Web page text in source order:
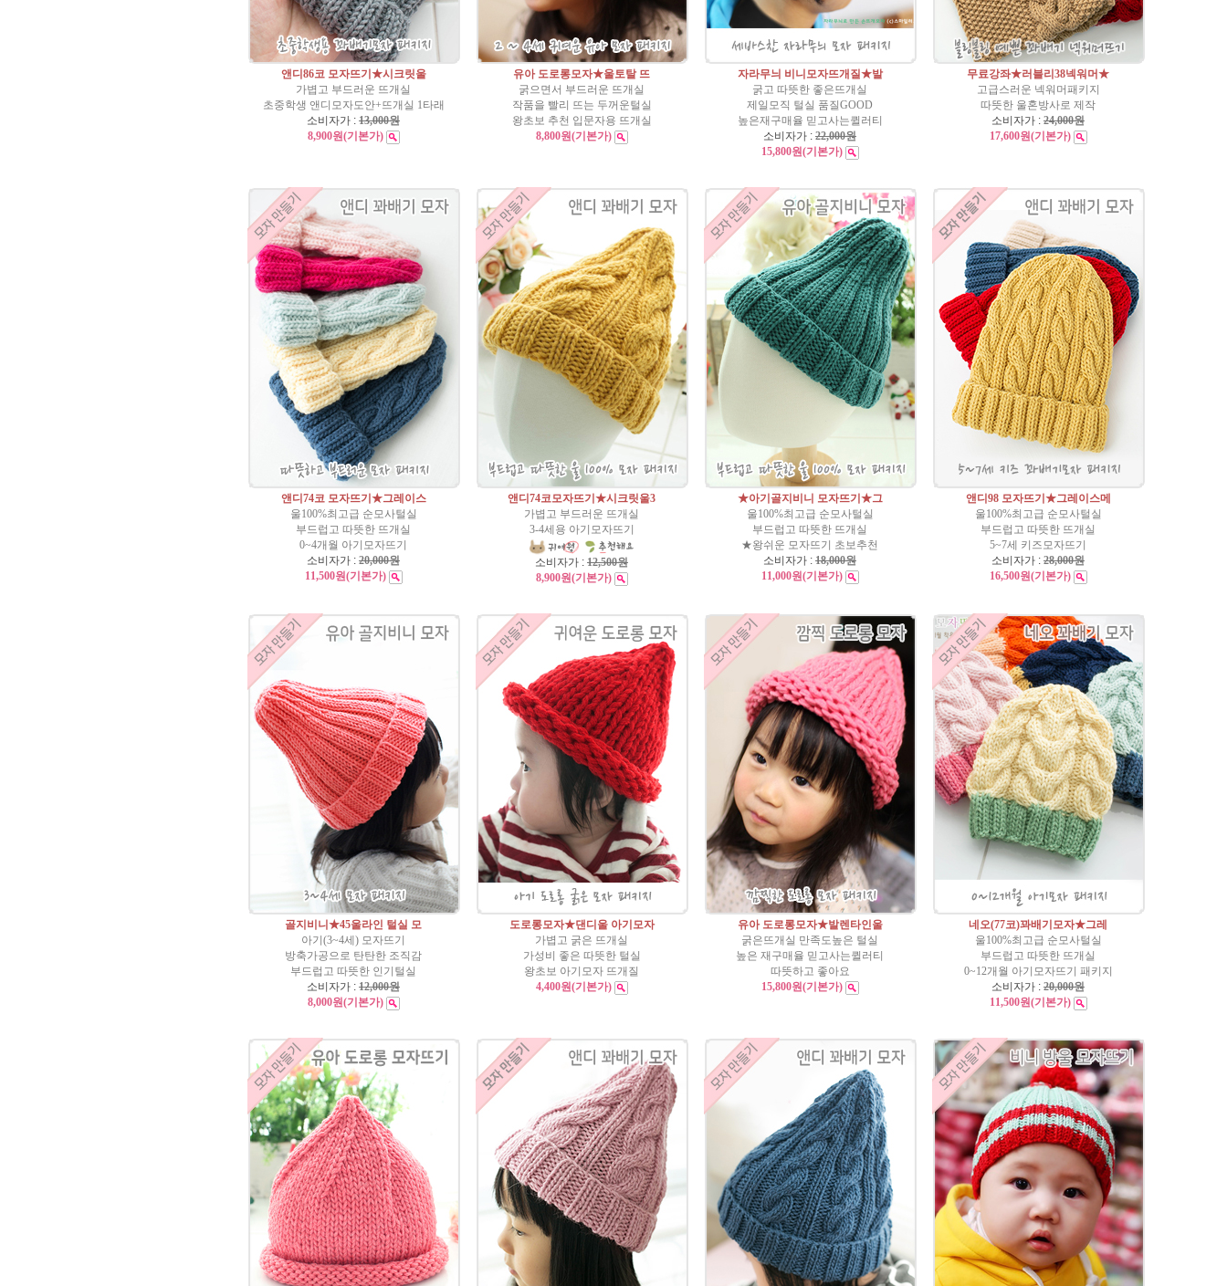
앤디86코 모자뜨기★시크릿울
가볍고 부드러운 뜨개실
초중학생 앤디모자도안+뜨개실 1타래
소비자가 : 13,000원
8,900원(기본가)
유아 도로롱모자★울토탈 뜨
굵으면서 부드러운 뜨개실
작품을 빨리 뜨는 두꺼운털실
왕초보 추천 입문자용 뜨개실
8,800원(기본가)
자라무늬 비니모자뜨개질★발
굵고 따뜻한 좋은뜨개실
제일모직 털실 품질GOOD
높은재구매율 믿고사는퀼러티
소비자가 : 22,000원
15,800원(기본가)
무료강좌★러블리38넥워머★
고급스러운 넥워머패키지
따뜻한 울혼방사로 제작
소비자가 : 24,000원
17,600원(기본가)
앤디74코 모자뜨기★그레이스
울100%최고급 순모사털실
부드럽고 따뜻한 뜨개실
0~4개월 아기모자뜨기
소비자가 : 20,000원
11,500원(기본가)
앤디74코모자뜨기★시크릿울3
가볍고 부드러운 뜨개실
3-4세용 아기모자뜨기
소비자가 : 12,500원
8,900원(기본가)
★아기골지비니 모자뜨기★그
울100%최고급 순모사털실
부드럽고 따뜻한 뜨개실
★왕쉬운 모자뜨기 초보추천
소비자가 : 18,000원
11,000원(기본가)
앤디98 모자뜨기★그레이스메
울100%최고급 순모사털실
부드럽고 따뜻한 뜨개실
5~7세 키즈모자뜨기
소비자가 : 28,000원
16,500원(기본가)
골지비니★45울라인 털실 모
아기(3~4세) 모자뜨기
방축가공으로 탄탄한 조직감
부드럽고 따뜻한 인기털실
소비자가 : 12,000원
8,000원(기본가)
도로롱모자★댄디울 아기모자
가볍고 굵은 뜨개실
가성비 좋은 따뜻한 털실
왕초보 아기모자 뜨개질
4,400원(기본가)
유아 도로롱모자★발렌타인울
굵은뜨개실 만족도높은 털실
높은 재구매율 믿고사는퀼러티
따뜻하고 좋아요
15,800원(기본가)
네오(77코)꽈배기모자★그레
울100%최고급 순모사털실
부드럽고 따뜻한 뜨개실
0~12개월 아기모자뜨기 패키지
소비자가 : 20,000원
11,500원(기본가)